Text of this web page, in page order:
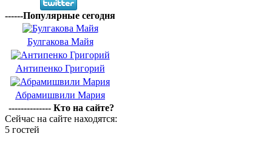
------Популярные сегодня
Булгакова Майя
Антипенко Григорий
Абрамишвили Мария
-------------- Кто на сайте?
Сейчас на сайте находятся:
5 гостей